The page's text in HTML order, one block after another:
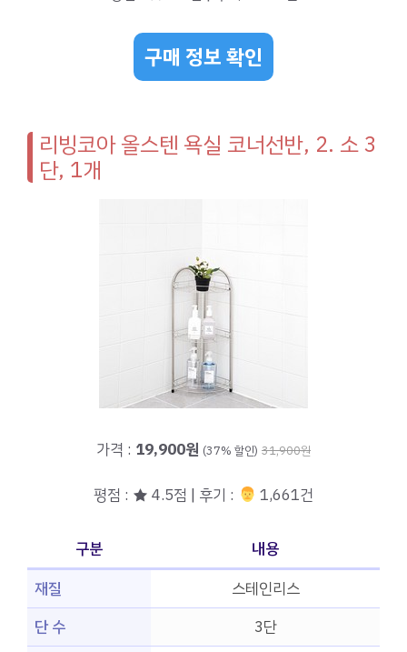
구매 정보 확인
리빙코아 올스텐 욕실 코너선반, 2. 소 3
단, 1개
가격 : 19,900원 (37% 할인) 31,900원
평점 : ★ 4.5점 | 후기 : ‍‍ 1,661건
구분
내용
재질
스테인리스
단 수
3단